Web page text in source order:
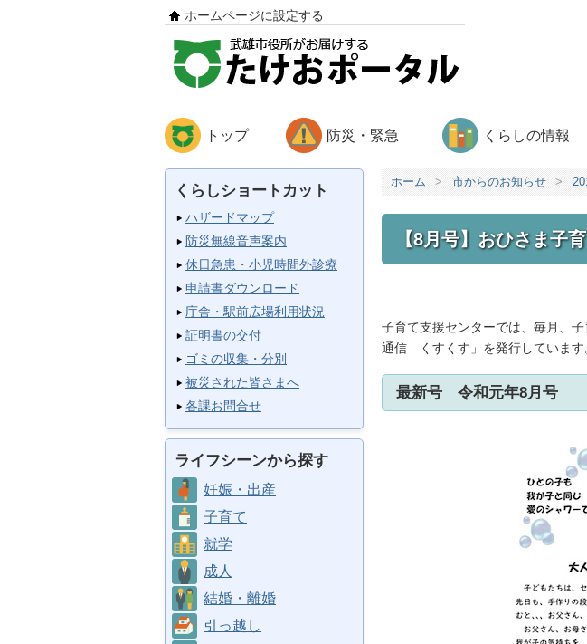
ホームページに設定する
トップ 防災・緊急 くらしの情報
くらしショートカット
ハザードマップ
防災無線音声案内
休日急患・小児時間外診療
申請書ダウンロード
庁舎・駅前広場利用状況
証明書の交付
ゴミの収集・分別
被災された皆さまへ
各課お問合せ
ライフシーンから探す
妊娠・出産
子育て
就学
成人
結婚・離婚
引っ越し
ホーム > 市からのお知らせ >
【8月号】おひさま子
子育て支援センターでは、毎月、
通信 くすくす」を発行しています
最新号 令和元年8月号